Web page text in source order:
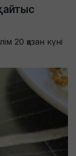
20 қазан күні